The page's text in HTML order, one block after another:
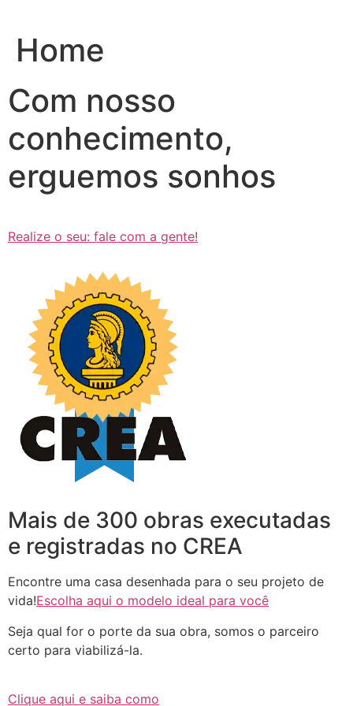
conteúdo
Home
Com nosso
conhecimento,
erguemos sonhos
Realize o seu: fale com a gente!
Mais de 300 obras executadas
e registradas no CREA
Encontre uma casa desenhada para o seu projeto de
vida!Escolha aqui o modelo ideal para você
Seja qual for o porte da sua obra, somos o parceiro
certo para viabilizá-la.
Clique aqui e saiba como